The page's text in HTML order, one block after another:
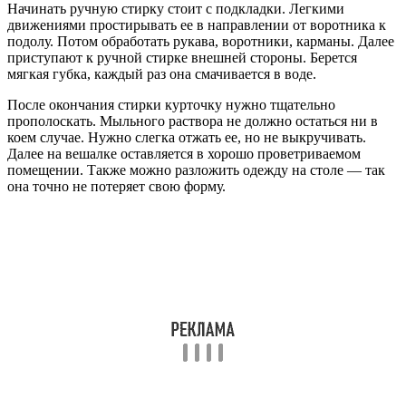
Начинать ручную стирку стоит с подкладки. Легкими
движениями простирывать ее в направлении от воротника к
подолу. Потом обработать рукава, воротники, карманы. Далее
приступают к ручной стирке внешней стороны. Берется
мягкая губка, каждый раз она смачивается в воде.
После окончания стирки курточку нужно тщательно
прополоскать. Мыльного раствора не должно остаться ни в
коем случае. Нужно слегка отжать ее, но не выкручивать.
Далее на вешалке оставляется в хорошо проветриваемом
помещении. Также можно разложить одежду на столе — так
она точно не потеряет свою форму.